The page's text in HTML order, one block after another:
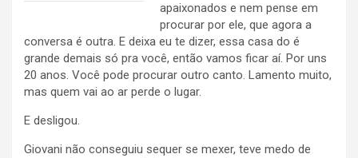
apaixonados e nem pense em
procurar por ele, que agora a
conversa é outra. E deixa eu te dizer, essa casa do é
grande demais só pra você, então vamos ficar aí. Por uns
20 anos. Você pode procurar outro canto. Lamento muito,
mas quem vai ao ar perde o lugar.
E desligou.
Giovani não conseguiu sequer se mexer, teve medo de